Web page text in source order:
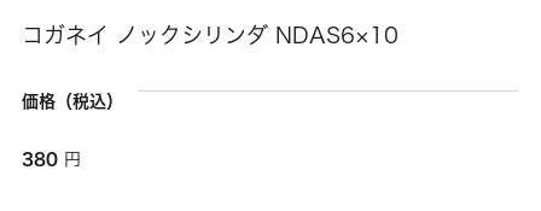
コガネイ ノックシリンダ NDAS6×10
価格（税込）
380 円